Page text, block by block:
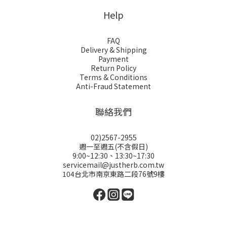
Help
FAQ
Delivery & Shipping
Payment
Return Policy
Terms & Conditions
Anti-Fraud Statement
聯絡我們
02)2567-2955
週一至週五(不含假日)
9:00~12:30、13:30~17:30
servicemail@justherb.com.tw
104台北市南京東路二段76號9樓